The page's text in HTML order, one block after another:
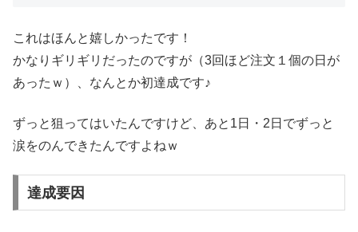
これはほんと嬉しかったです！
かなりギリギリだったのですが（3回ほど注文１個の日が
あったｗ）、なんとか初達成です♪
ずっと狙ってはいたんですけど、あと1日・2日でずっと
涙をのんできたんですよねｗ
達成要因